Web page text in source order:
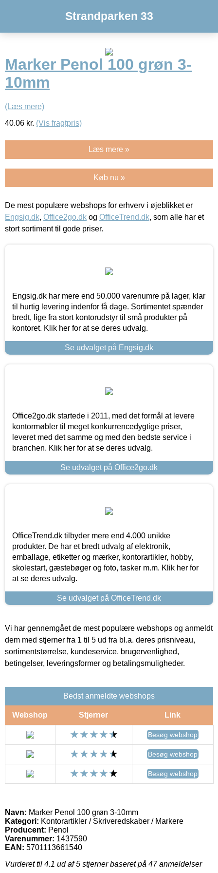
Strandparken 33
Marker Penol 100 grøn 3-
10mm
(Læs mere)
40.06 kr. (Vis fragtpris)
Læs mere »
Køb nu »
De mest populære webshops for erhverv i øjeblikket er
Engsig.dk, Office2go.dk og OfficeTrend.dk, som alle har et
stort sortiment til gode priser.
Engsig.dk har mere end 50.000 varenumre på lager, klar
til hurtig levering indenfor få dage. Sortimentet spænder
bredt, lige fra stort kontorudstyr til små produkter på
kontoret. Klik her for at se deres udvalg.
Se udvalget på Engsig.dk
Office2go.dk startede i 2011, med det formål at levere
kontormøbler til meget konkurrencedygtige priser,
leveret med det samme og med den bedste service i
branchen. Klik her for at se deres udvalg.
Se udvalget på Office2go.dk
OfficeTrend.dk tilbyder mere end 4.000 unikke
produkter. De har et bredt udvalg af elektronik,
emballage, etiketter og mærker, kontorartikler, hobby,
skolestart, gæstebøger og foto, tasker m.m. Klik her for
at se deres udvalg.
Se udvalget på OfficeTrend.dk
Vi har gennemgået de mest populære webshops og anmeldt
dem med stjerner fra 1 til 5 ud fra bl.a. deres prisniveau,
sortimentstørrelse, kundeservice, brugervenlighed,
betingelser, leveringsformer og betalingsmuligheder.
Bedst anmeldte webshops
Webshop Stjerner Link
Besøg webshop
Besøg webshop
Besøg webshop
Navn: Marker Penol 100 grøn 3-10mm
Kategori: Kontorartikler / Skriveredskaber / Markere
Producent: Penol
Varenummer: 1437590
EAN: 5701113661540
Vurderet til 4.1 ud af 5 stjerner baseret på 47anmeldelser